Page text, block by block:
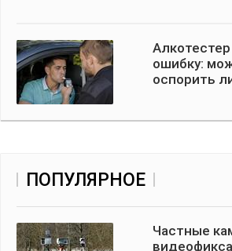
ошибку:
оспорить
ПОПУЛЯРНОЕ
Частные